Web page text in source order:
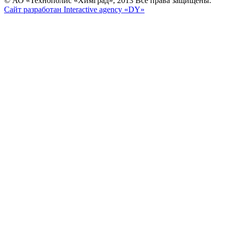
Сайт разработан Interactive agency «DY»